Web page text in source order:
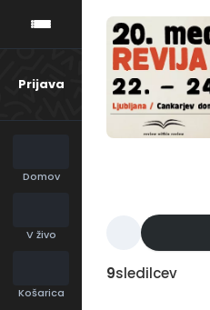
Prijava
Domov
V živo
Košarica
9sledilcev